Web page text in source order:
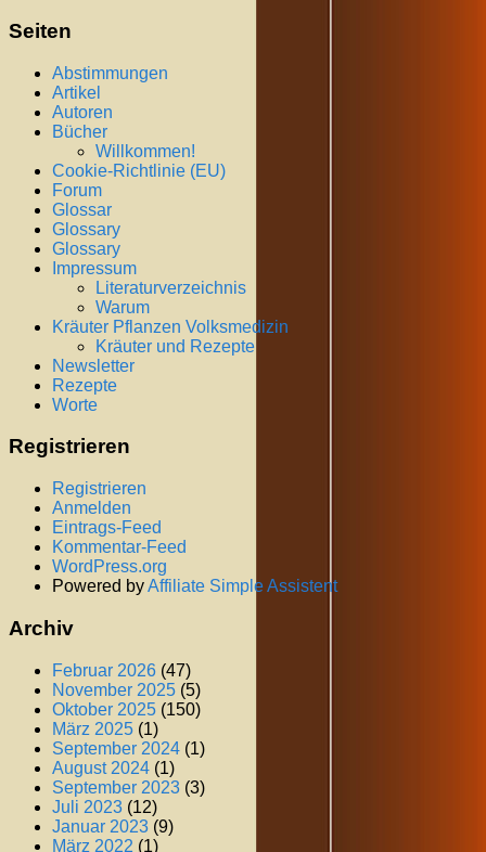
Seiten
Abstimmungen
Artikel
Autoren
Bücher
Willkommen!
Cookie-Richtlinie (EU)
Forum
Glossar
Glossary
Glossary
Impressum
Literaturverzeichnis
Warum
Kräuter Pflanzen Volksmedizin
Kräuter und Rezepte
Newsletter
Rezepte
Worte
Registrieren
Registrieren
Anmelden
Eintrags-Feed
Kommentar-Feed
WordPress.org
Powered byAffiliate Simple Assistent
Archiv
Februar 2026 (47)
November 2025 (5)
Oktober 2025 (150)
März 2025 (1)
September 2024 (1)
August 2024 (1)
September 2023 (3)
Juli 2023 (12)
Januar 2023 (9)
März 2022 (1)